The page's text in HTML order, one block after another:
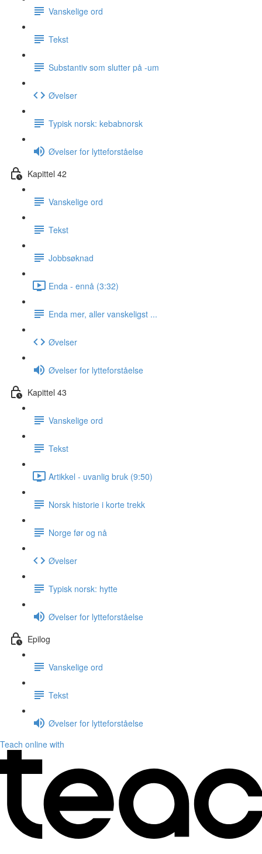
Vanskelige ord
Tekst
Substantiv som slutter på -um
Øvelser
Typisk norsk: kebabnorsk
Øvelser for lytteforståelse
Kapittel 42
Vanskelige ord
Tekst
Jobbsøknad
Enda - ennå (3:32)
Enda mer, aller vanskeligst ...
Øvelser
Øvelser for lytteforståelse
Kapittel 43
Vanskelige ord
Tekst
Artikkel - uvanlig bruk (9:50)
Norsk historie i korte trekk
Norge før og nå
Øvelser
Typisk norsk: hytte
Øvelser for lytteforståelse
Epilog
Vanskelige ord
Tekst
Øvelser for lytteforståelse
Teach online with